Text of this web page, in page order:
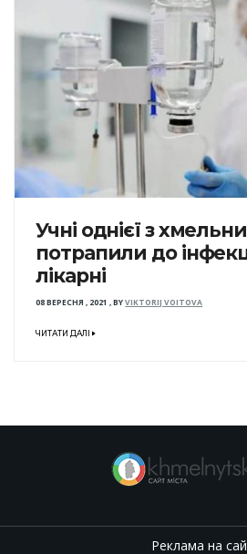
Учні однієї з
потрапили до
лікарні
08 ВЕРЕСНЯ , 2021 ,BYVIKTORIJ VOITOVA
ЧИТАТИ ДАЛІ
Реклама на